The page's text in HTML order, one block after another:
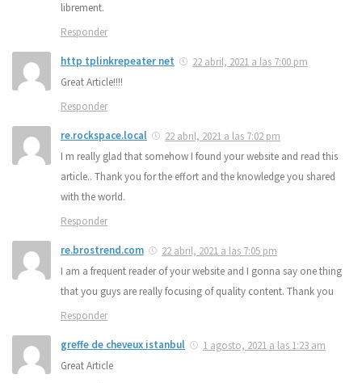
librement.
Responder
http tplinkrepeater net
22 abril, 2021 a las 7:00 pm
Great Article!!!!
Responder
re.rockspace.local
22 abril, 2021 a las 7:02 pm
I m really glad that somehow I found your website and read this
article.. Thank you for the effort and the knowledge you shared
with the world.
Responder
re.brostrend.com
22 abril, 2021 a las 7:05 pm
I am a frequent reader of your website and I gonna say one thing
that you guys are really focusing of quality content. Thank you
Responder
greffe de cheveux istanbul
1 agosto, 2021 a las 1:23 am
Great Article